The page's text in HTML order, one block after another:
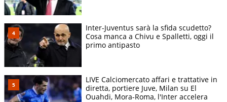
Inter-Juventus sarà la sfida scudetto?
Cosa manca a Chivu e Spalletti, oggi il
primo antipasto
LIVE Calciomercato affari e trattative in
diretta, portiere Juve, Milan su El
Ouahdi, Mora-Roma, l'Inter accelera